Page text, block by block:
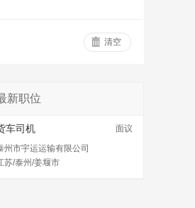
清空
新职位
车司机
面议
州市宇运运输有限公司
苏/泰州/姜堰市